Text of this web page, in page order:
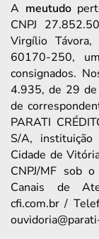
A meutudo
CNPJ
Virgílio Távora,
60170-250,
consignados.
4.935, de 29 de
de
PARATI
S/A, instituição
Cidade de
CNPJ/MF sob
Canais de
cfi.com.br /